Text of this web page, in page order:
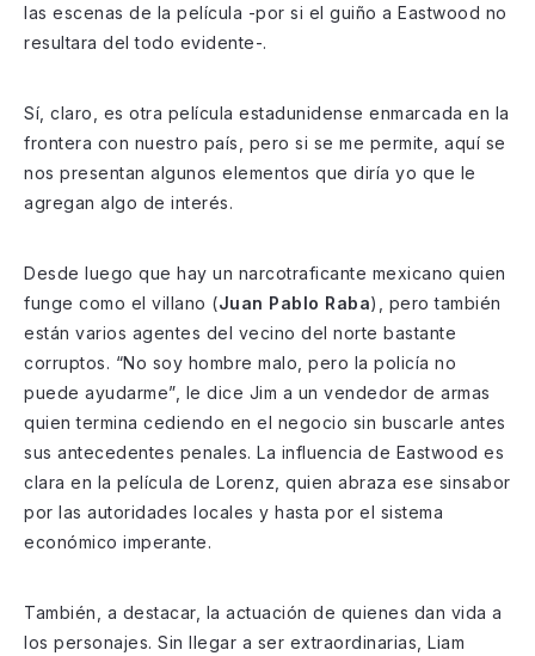
las escenas de la película -por si el guiño a Eastwood no
resultara del todo evidente-.
Sí, claro, es otra película estadunidense enmarcada en la
frontera con nuestro país, pero si se me permite, aquí se
nos presentan algunos elementos que diría yo que le
agregan algo de interés.
Desde luego que hay un narcotraficante mexicano quien
funge como el villano (Juan Pablo Raba), pero también
están varios agentes del vecino del norte bastante
corruptos. “No soy hombre malo, pero la policía no
puede ayudarme”, le dice Jim a un vendedor de armas
quien termina cediendo en el negocio sin buscarle antes
sus antecedentes penales. La influencia de Eastwood es
clara en la película de Lorenz, quien abraza ese sinsabor
por las autoridades locales y hasta por el sistema
económico imperante.
También, a destacar, la actuación de quienes dan vida a
los personajes. Sin llegar a ser extraordinarias, Liam